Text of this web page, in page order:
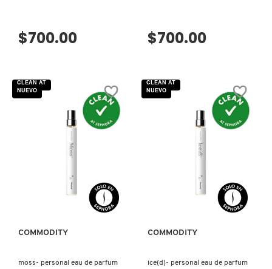
SUPERGOOP!
THE INKEY LIST
$700.00 $700.00
VISTA RÁPIDA
COMMODITY
moss- personal eau de parfum
CLEAN AT
NUEVO
VISTA RÁPIDA
COMMODITY
ice(d)- personal eau de parfum
CLEAN AT
NUEVO